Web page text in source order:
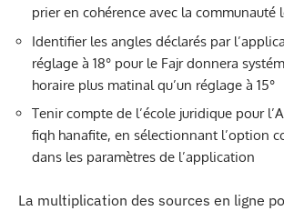
prier en cohérence avec la communauté
Identifier les angles déclarés par
réglage à 18° pour le Fajr donnera
horaire plus matinal qu’un réglage à 15°
Tenir compte de l’école juridique pour
fiqh hanafite, en sélectionnant l’option
dans les paramètres de l’application
La multiplication des sources en ligne